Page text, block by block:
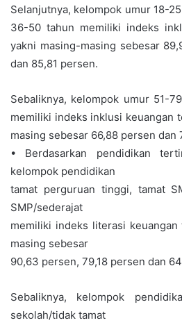
Selanjutnya, kelompok umur 18-
36-50 tahun memiliki indeks
yakni masing-masing sebesar
dan 85,81 persen.
Sebaliknya, kelompok umur 51-
memiliki indeks inklusi keuangan
masing sebesar 66,88 persen dan
• Berdasarkan pendidikan
kelompok pendidikan
tamat perguruan tinggi, tamat
SMP/sederajat
memiliki indeks literasi
masing sebesar
90,63 persen, 79,18 persen dan
Sebaliknya, kelompok
sekolah/tidak tamat